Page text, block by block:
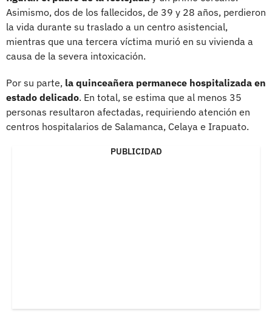
Asimismo, dos de los fallecidos, de 39 y 28 años, perdieron
la vida durante su traslado a un centro asistencial,
mientras que una tercera víctima murió en su vivienda a
causa de la severa intoxicación.
Por su parte, la quinceañera permanece hospitalizada en
estado delicado. En total, se estima que al menos 35
personas resultaron afectadas, requiriendo atención en
centros hospitalarios de Salamanca, Celaya e Irapuato.
PUBLICIDAD